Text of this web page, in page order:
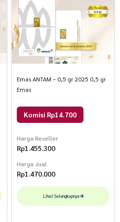
Emas ANTAM – 0,5 gr 2025 0,5 gr
Emas
Komisi Rp14.700
Harga Reseller
Rp1.455.300
Harga Jual
Rp1.470.000
Lihat Selengkapnya